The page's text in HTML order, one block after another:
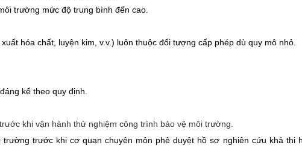
trường mức độ trung bình đến cao.
hóa chất, luyện kim, v.v.) luôn thuộc đối tượng cấp phép dù quy mô nhỏ.
kể theo quy định.
khi vận hành thử nghiệm công trình bảo vệ môi trường.
trước khi cơ quan chuyên môn phê duyệt hồ sơ nghiên cứu khả thi